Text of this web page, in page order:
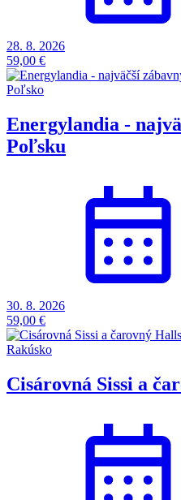
28. 8. 2026
59,00 €
Poľsko
Energylandia -
Poľsku
30. 8. 2026
59,00 €
Rakúsko
Cisárovná Sissi a